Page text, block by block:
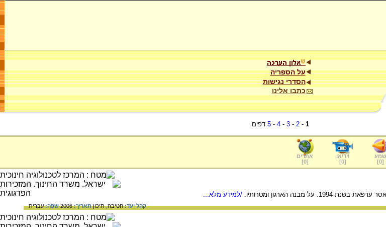
על הספריה
הסדרי נגישות
כתבו אלינו
1
-
2
-
3
-
4
-
5 דפים
שמע
[
0
]
וידיאו
[
0
]
אתרים
[
0
]
מבנה הארגון ומטרותיו. /למידע מלא...
קהל יעד:חטיבה,תיכוןתאריך:2006 שפה:עברית